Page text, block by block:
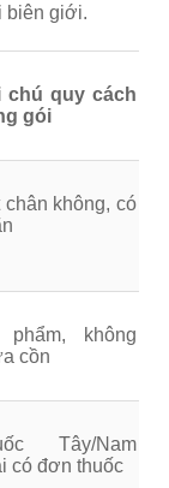
biên giới.
chú quy cách
gói
chân không, có
phẩm, không
cồn
Tây/Nam
có đơn thuốc